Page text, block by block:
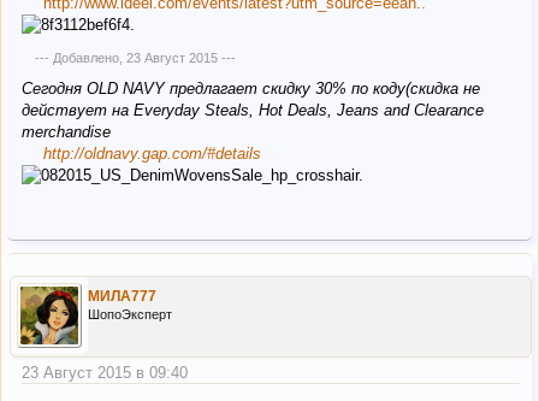
--- Добавлено, 23 Август 2015---
Cегодня OLD NAVY предлагает скидку 30% по коду(скидка не
действует на Everyday Steals, Hot Deals, Jeans and Clearance
merchandise
http://oldnavy.gap.com/#details
МИЛА777
ШопоЭксперт
23 Август 2015 в 09:40